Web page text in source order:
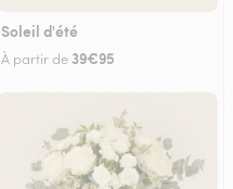
Soleil d'été
À partir de 39€95